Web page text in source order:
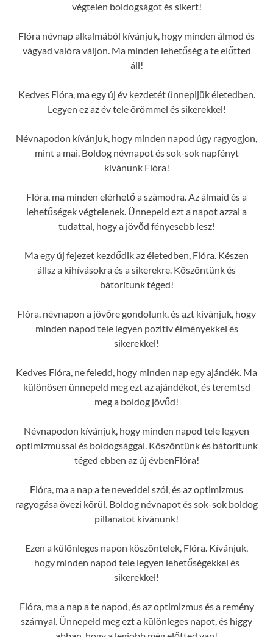
végtelen boldogságot és sikert!
Flóra névnap alkalmából kívánjuk, hogy minden álmod és
vágyad valóra váljon. Ma minden lehetőség a te előtted
áll!
Kedves Flóra, ma egy új év kezdetét ünnepljük életedben.
Legyen ez az év tele örömmel és sikerekkel!
Névnapodon kívánjuk, hogy minden napod úgy ragyogjon,
mint a mai. Boldog névnapot és sok-sok napfényt
kívánunk Flóra!
Flóra, ma minden elérhető a számodra. Az álmaid és a
lehetőségek végtelenek. Ünnepeld ezt a napot azzal a
tudattal, hogy a jövőd fényesebb lesz!
Ma egy új fejezet kezdődik az életedben, Flóra. Készen
állsz a kihívásokra és a sikerekre. Köszöntünk és
bátorítunk téged!
Flóra, névnapon a jövőre gondolunk, és azt kívánjuk, hogy
minden napod tele legyen pozitív élményekkel és
sikerekkel!
Kedves Flóra, ne feledd, hogy minden nap egy ajándék. Ma
különösen ünnepeld meg ezt az ajándékot, és teremtsd
meg a boldog jövőd!
Névnapodon kívánjuk, hogy minden napod tele legyen
optimizmussal és boldogsággal. Köszöntünk és bátorítunk
téged ebben az új évbenFlóra!
Flóra, ma a nap a te neveddel szól, és az optimizmus
ragyogása övezi körül. Boldog névnapot és sok-sok boldog
pillanatot kívánunk!
Ezen a különleges napon köszöntelek, Flóra. Kívánjuk,
hogy minden napod tele legyen lehetőségekkel és
sikerekkel!
Flóra, ma a nap a te napod, és az optimizmus és a remény
szárnyal. Ünnepeld meg ezt a különleges napot, és higgy